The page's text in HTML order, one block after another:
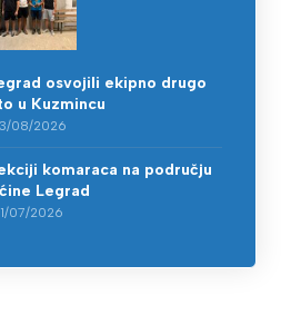
osvojili ekipno drugo
u Kuzmincu
08/2026
komaraca na području
Legrad
07/2026